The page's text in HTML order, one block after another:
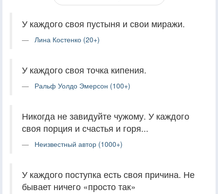
У каждого своя пустыня и свои миражи.
Лина Костенко (20+)
У каждого своя точка кипения.
Ральф Уолдо Эмерсон (100+)
Никогда не завидуйте чужому. У каждого
своя порция и счастья и горя...
Неизвестный автор (1000+)
У каждого поступка есть своя причина. Не
бывает ничего «просто так»